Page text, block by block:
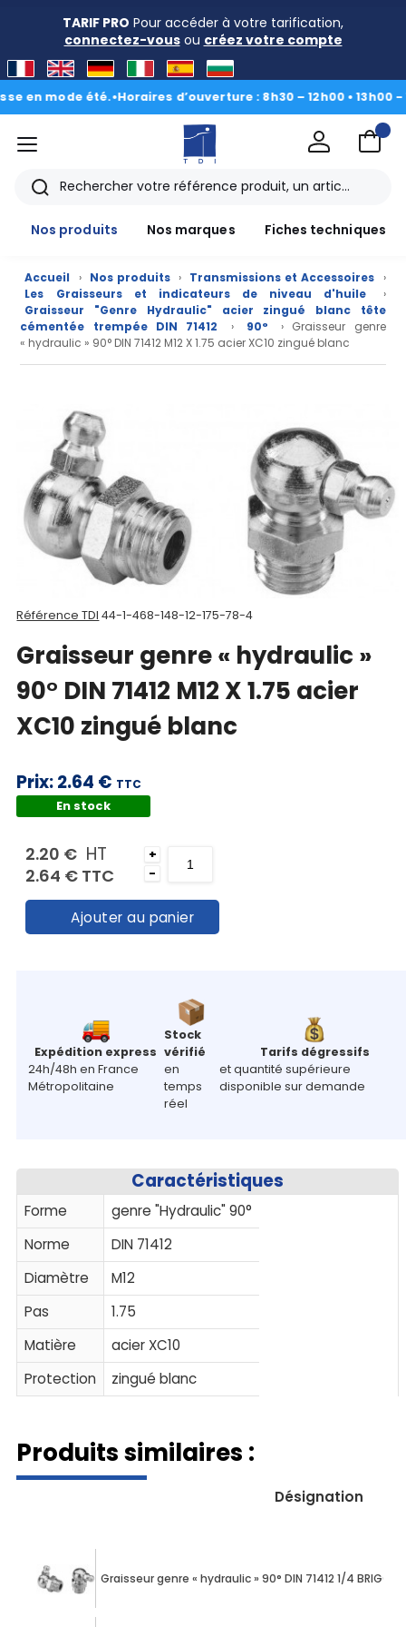
TARIF PRO Pour accéder à votre tarification,
connectez-vousou créez votre compte
mode été. •Horaires d’ouverture : 8h30 – 12h00 • 13h00 -
Nos
produits
CAD/3D
Nos
marques
Fiches
techniques
Catalogue
Documentations
compte
Mon
panier
Contact
menu
Rechercher
Nos produits
Nos marques Fiches techniques
Accueil › Nos produits › Transmissions et Accessoires
›
Les Graisseurs et indicateurs de niveau d'huile
›
Graisseur "Genre Hydraulic" acier zingué blanc tête
cémentée trempée DIN 71412
› 90°
› Graisseur genre
« hydraulic » 90° DIN 71412 M12 X 1.75 acier XC10 zingué blanc
Référence TDI 44-1-468-148-12-175-78-4
Graisseur genre « hydraulic »
90° DIN 71412 M12 X 1.75 acier
XC10 zingué blanc
Prix:2.64 € TTC
En stock
2.20 € HT
2.64 € TTC
+
-
Ajouter au panier
Expédition express
24h/48h en France
Métropolitaine
Stock
vérifié
en
temps
réel
Tarifs dégressifs
et quantité supérieure
disponible sur demande
Caractéristiques
Forme
genre "Hydraulic" 90°
Norme
DIN 71412
Diamètre
M12
Pas
1.75
Matière
acier XC10
Protection
zingué blanc
Produits similaires :
Désignation
Graisseur genre « hydraulic » 90° DIN 71412 1/4